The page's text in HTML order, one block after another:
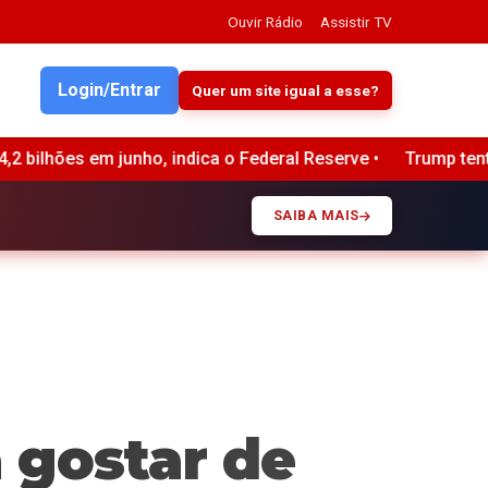
Ouvir Rádio Assistir TV
Login/Entrar Quer um site igual a esse?
Reserve • Trump tenta novamente demitir diretora
SAIBA MAIS
gostar de